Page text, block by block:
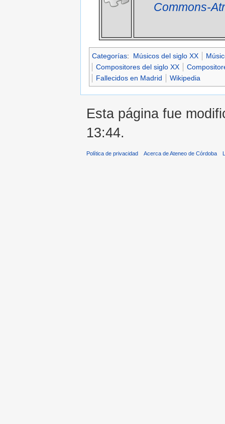
Commons-
Categorías: Músicos del siglo XX
Compositores del siglo XX
Fallecidos en Madrid
Wikipedia
Esta página fue
13:44.
Política de privacidad Acerca de Ateneo de Córdoba